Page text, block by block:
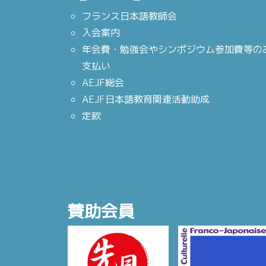
フランス日本語教師会
入会案内
年会費・勉強会やシンポジウム参加費等の
支払い
AEJF総会
AEJF日本語教育関連活動助成
定款
賛助会員